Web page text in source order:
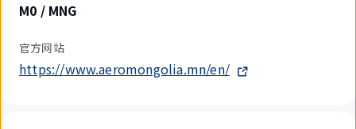
M0 / MNG
官方网站
https://www.aeromongolia.mn/en/